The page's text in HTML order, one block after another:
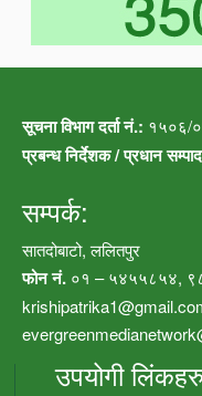
सूचना विभाग दर्ता नं.: १५०६/
प्रबन्ध निर्देशक / प्रधान
सम्पर्क:
सातदोबाटो, ललितपुर
फोन नं. ०१ – ५४५५८५४,
उपयोगी